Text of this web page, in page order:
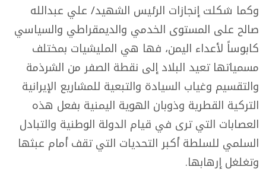
وكما شكلت إنجازات الرئيس الشهيد/ علي عبدالله
صالح على المستوى الخدمي والديمقراطي والسياسي
كابوساً لأعداء اليمن، فها هي المليشيات بمختلف
مسمياتها تعيد البلاد إلى نقطة الصفر من الشرذمة
والتقسيم وغياب السيادة والتبعية للمشاريع الإيرانية
التركية القطرية وذوبان الهوية اليمنية بفعل هذه
العصابات التي ترى في قيام الدولة الوطنية والتبادل
السلمي للسلطة أكبر التحديات التي تقف أمام عبثها
وتغلغل إرهابها.